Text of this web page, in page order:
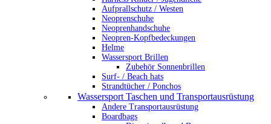
Aufprallschutz / Westen
Neoprenschuhe
Neoprenhandschuhe
Neopren-Kopfbedeckungen
Helme
Wassersport Brillen
Zubehör Sonnenbrillen
Surf- / Beach hats
Strandtücher / Ponchos
Wassersport Taschen und Transportausrüstung
Andere Transportausrüstung
Boardbags